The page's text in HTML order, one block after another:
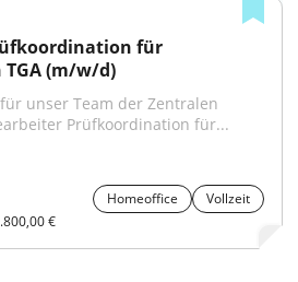
für
(m/w/d)
unser Team der Zentralen
Prüfkoordination für...
Homeoffice
Vollzeit
€